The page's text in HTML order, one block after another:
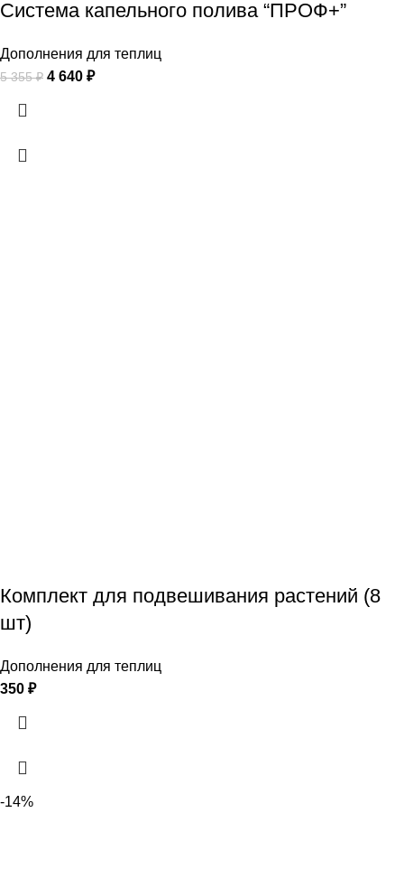
Система капельного полива “ПРОФ+”
Дополнения для теплиц
5 355₽ 4 640 ₽
Комплект для подвешивания растений (8
шт)
Дополнения для теплиц
350 ₽
-14%